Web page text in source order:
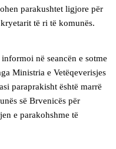
parakushtet ligjore për
të ri të komunës.
në seancën e sotme
Ministria e Vetëqeverisjes
paraprakisht është marrë
së Brvenicës për
e parakohshme të